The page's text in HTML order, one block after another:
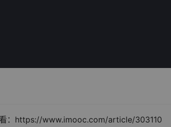
看：https://www.imooc.com/article/303110